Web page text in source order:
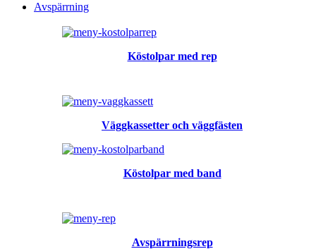
Avspärrning
Köstolpar med rep
Väggkassetter och väggfästen
Köstolpar med band
Avspärrningsrep